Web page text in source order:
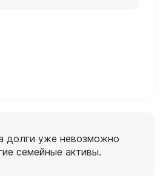
долги уже невозможно
семейные активы.